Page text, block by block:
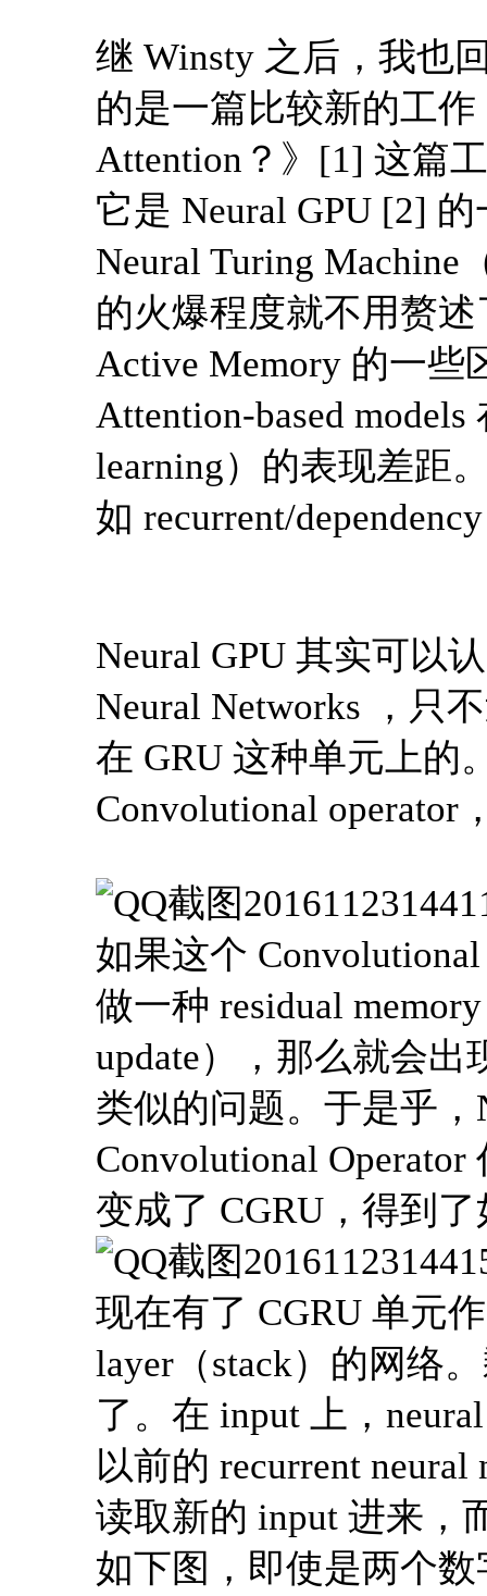
继 Winsty 之后，我也
的是一篇比较新的工作
Attention？》[1] 这篇
它是 Neural GPU [2]
Neural Turing
的火爆程度就不用赘
Active Memory 的一些
Attention-based
learning）的表现差距
如 recurrent/
Neural GPU 其实可以
Neural Networks ，只
在 GRU 这种单元上的
Convolutional operator
如果这个
做一种 residual
update），那么就会出
类似的问题。于是乎，
Convolutional
变成了 CGRU，得到
现在有了 CGRU 单元
layer（stack）的网络
了。在 input 上，
以前的 recurrent
读取新的 input 进来，
如下图，即使是两个